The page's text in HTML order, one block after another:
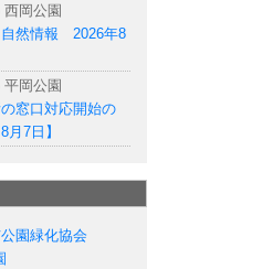
西岡公園
然情報 2026年8
平岡公園
窓口対応開始の
月7日】
園緑化協会